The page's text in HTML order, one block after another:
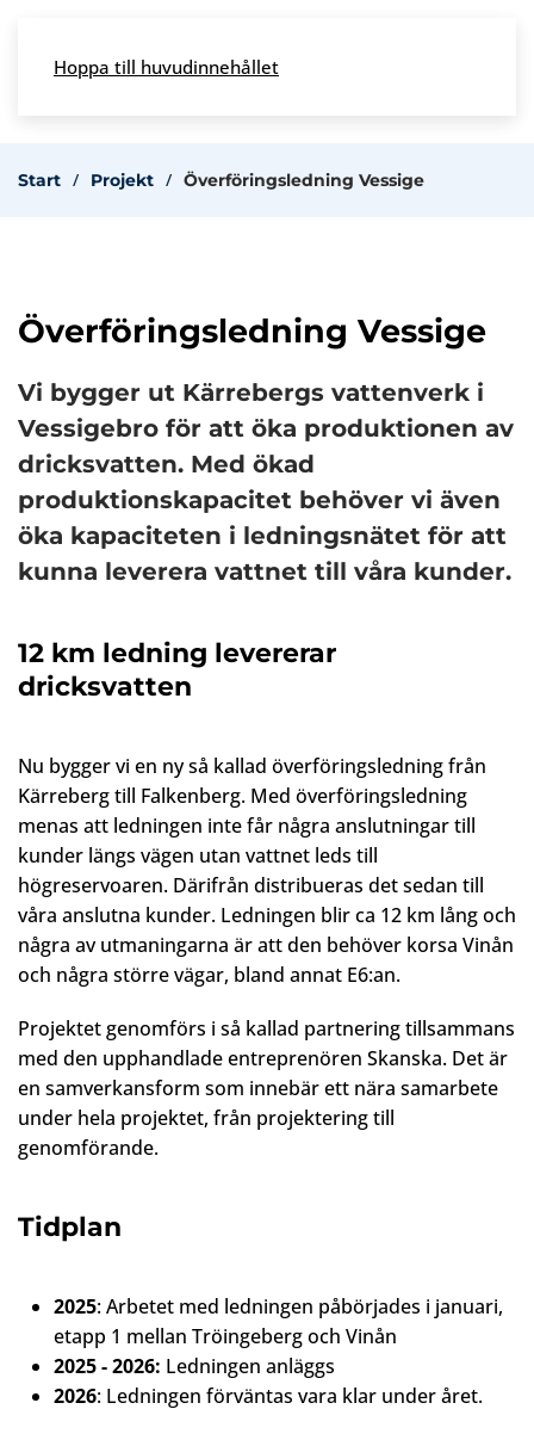
Skip to main content
Hoppa till huvudinnehållet
Start Projekt Överföringsledning Vessige
Överföringsledning Vessige
Vi bygger ut Kärrebergs vattenverk i
Vessigebro för att öka produktionen av
dricksvatten. Med ökad
produktionskapacitet behöver vi även
öka kapaciteten i ledningsnätet för att
kunna leverera vattnet till våra kunder.
12 km ledning levererar
dricksvatten
Nu bygger vi en ny så kallad överföringsledning från
Kärreberg till Falkenberg. Med överföringsledning
menas att ledningen inte får några anslutningar till
kunder längs vägen utan vattnet leds till
högreservoaren. Därifrån distribueras det sedan till
våra anslutna kunder. Ledningen blir ca 12 km lång och
några av utmaningarna är att den behöver korsa Vinån
och några större vägar, bland annat E6:an.
Projektet genomförs i så kallad partnering tillsammans
med den upphandlade entreprenören Skanska. Det är
en samverkansform som innebär ett nära samarbete
under hela projektet, från projektering till
genomförande.
Tidplan
2025: Arbetet med ledningen påbörjades i januari,
etapp 1 mellan Tröingeberg och Vinån
2025 - 2026: Ledningen anläggs
2026: Ledningen förväntas vara klar under året.